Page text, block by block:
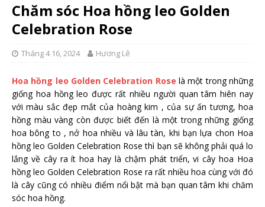
Chăm sóc Hoa hồng leo Golden
Celebration Rose
Tháng 4 16, 2024 Hương Lê
Hoa hồng leo Golden Celebration Rose là một trong những
giống hoa hồng leo được rất nhiều người quan tâm hiên nay
với màu sắc đẹp mắt của hoàng kim , của sự ấn tương, hoa
hồng màu vàng còn được biết đến là một trong những giống
hoa bông to , nở hoa nhiều và lâu tàn, khi bạn lựa chon Hoa
hồng leo Golden Celebration Rose thì bạn sẽ không phải quá lo
lắng về cây ra ít hoa hay là chậm phát triển, vi cây hoa Hoa
hồng leo Golden Celebration Rose ra rất nhiều hoa cùng với đó
là cây cũng có nhiều điểm nổi bật mà bạn quan tâm khi chăm
sóc hoa hồng.